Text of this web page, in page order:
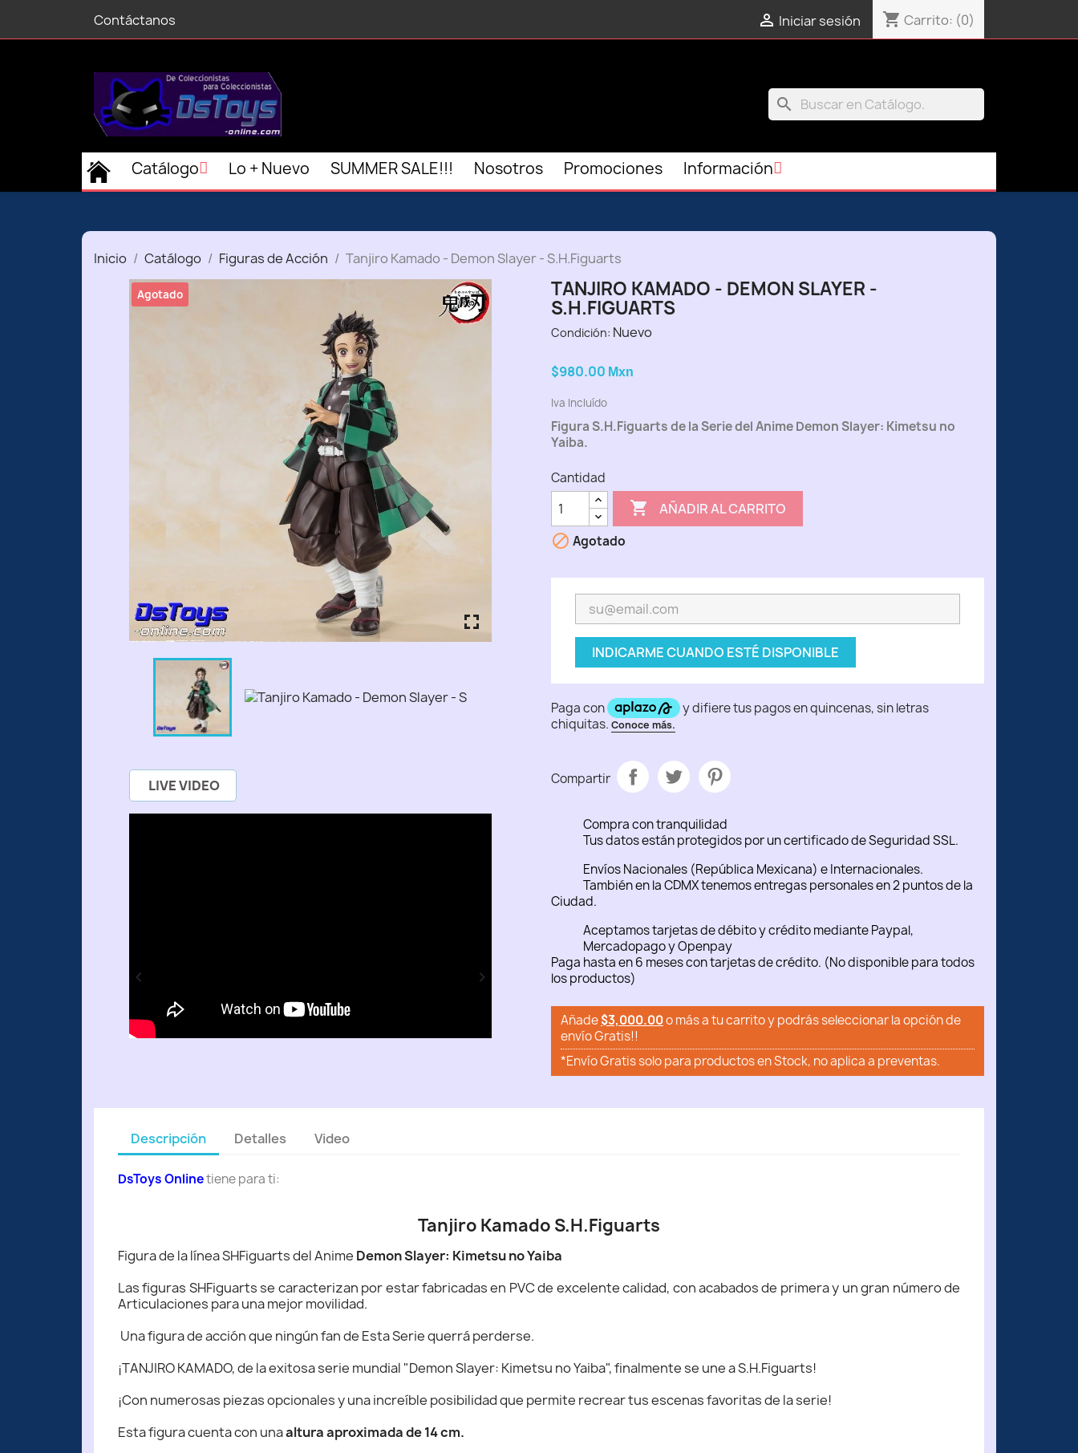
Contáctanos  Iniciar sesión shopping_cart Carrito: (0)
search
Catálogo Lo + Nuevo SUMMER SALE!!! Nosotros Promociones Información
Inicio Catálogo Figuras de Acción Tanjiro Kamado - Demon Slayer - S.H.Figuarts
Agotado
fullscreen
fullscreen
fullscreen
fullscreen
fullscreen
LIVE VIDEO
 
TANJIRO KAMADO - DEMON SLAYER -
S.H.FIGUARTS
Condición: Nuevo
$980.00 Mxn
Iva Incluído
Figura S.H.Figuarts de la Serie del Anime Demon Slayer: Kimetsu no
Yaiba.
Cantidad
 AÑADIR AL CARRITO
 Agotado
INDICARME CUANDO ESTÉ DISPONIBLE
Compartir
Compra con tranquilidad
Tus datos están protegidos por un certificado de Seguridad SSL.
Envíos Nacionales (República Mexicana) e Internacionales.
También en la CDMX tenemos entregas personales en 2 puntos de la
Ciudad.
Aceptamos tarjetas de débito y crédito mediante Paypal,
Mercadopago y Openpay
Paga hasta en 6 meses con tarjetas de crédito. (No disponible para todos
los productos)
Añade$3,000.00o más a tu carrito y podrás seleccionar la opción de
envío Gratis!!
*Envío Gratis solo para productos en Stock, no aplica a preventas.
Descripción Detalles Video
DsToys Onlinetiene para ti:
Tanjiro Kamado S.H.Figuarts
Figura de la línea SHFiguarts del Anime Demon Slayer: Kimetsu no Yaiba
Las figuras SHFiguarts se caracterizan por estar fabricadas en PVC de excelente calidad, con acabados de primera y un gran número de
Articulaciones para una mejor movilidad.
Una figura de acción que ningún fan de Esta Serie querrá perderse.
¡TANJIRO KAMADO, de la exitosa serie mundial "Demon Slayer: Kimetsu no Yaiba", finalmente se une a S.H.Figuarts!
¡Con numerosas piezas opcionales y una increíble posibilidad que permite recrear tus escenas favoritas de la serie!
Esta figura cuenta con unaaltura aproximada de 14 cm.